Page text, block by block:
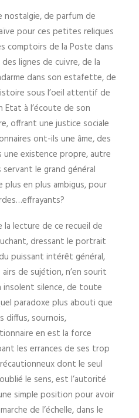
nostalgie, de parfum de
pour ces petites reliques
comptoirs de la Poste dans
lignes de cuivre, de la
dans son estafette, de
sous l’oeil attentif de
Etat à l’écoute de son
offrant une justice sociale
ont-ils une âme, des
existence propre, autre
le grand général
en plus ambigus, pour
lecture de ce recueil de
dressant le portrait
puissant intérêt général,
de sujétion, n’en sourit
insolent silence, de toute
paradoxe plus abouti que
diffus, sournois,
en est la force
les errances de ses trop
dont le seul
le sens, est l’autorité
simple position pour avoir
de l’échelle, dans le